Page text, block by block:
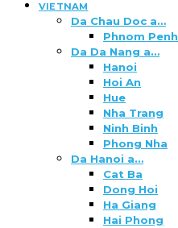
VIETNAM
Da Chau Doc a…
Phnom Penh
Da Da Nang a…
Hanoi
Hoi An
Hue
Nha Trang
Ninh Binh
Phong Nha
Da Hanoi a…
Cat Ba
Dong Hoi
Ha Giang
Hai Phong